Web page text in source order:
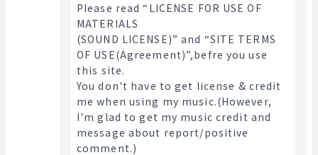
Please read “LICENSE FOR USE OF
MATERIALS
(SOUND LICENSE)” and “SITE TERMS
OF USE(Agreement)”,befre you use
this site.
You don't have to get license & credit
me when using my music.(However,
I'm glad to get my music credit and
message about report/positive
comment.)